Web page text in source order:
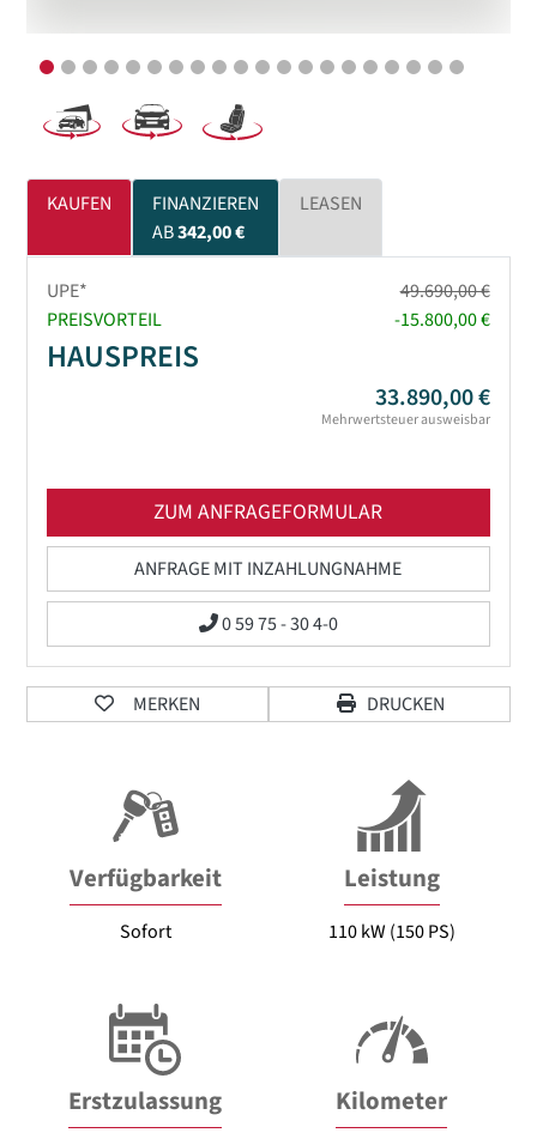
KAUFEN
FINANZIEREN
AB342,00 €
LEASEN
UPE*
49.690,00 €
PREISVORTEIL
-15.800,00 €
HAUSPREIS
33.890,00 €
Mehrwertsteuer ausweisbar
ZUM ANFRAGEFORMULAR
ANFRAGE MIT INZAHLUNGNAHME
0 59 75 - 30 4-0
MERKEN DRUCKEN
Verfügbarkeit
Sofort
Leistung
110 kW (150 PS)
Erstzulassung Kilometer